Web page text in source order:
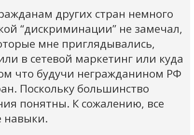
других стран немного
“дискриминации” не замечал,
мне приглядывались,
в сетевой маркетинг или куда
что будучи негражданином РФ
Поскольку большинство
понятны. К сожалению, все
навыки.